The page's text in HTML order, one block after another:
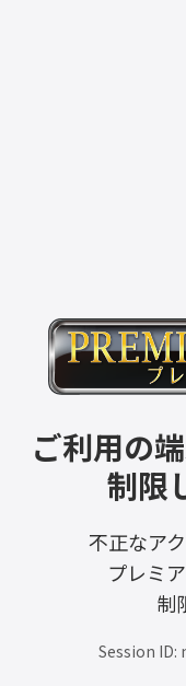
ご利用の
制限
不正なア
プレミ
制
Session